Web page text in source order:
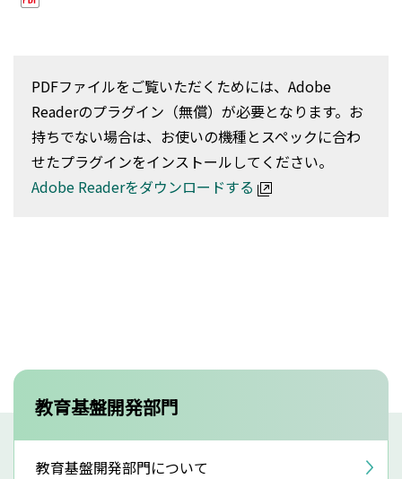
PDFファイルをご覧いただくためには、Adobe
Readerのプラグイン（無償）が必要となります。お
持ちでない場合は、お使いの機種とスペックに合わ
せたプラグインをインストールしてください。
Adobe Readerをダウンロードする
教育基盤開発部門
教育基盤開発部門について